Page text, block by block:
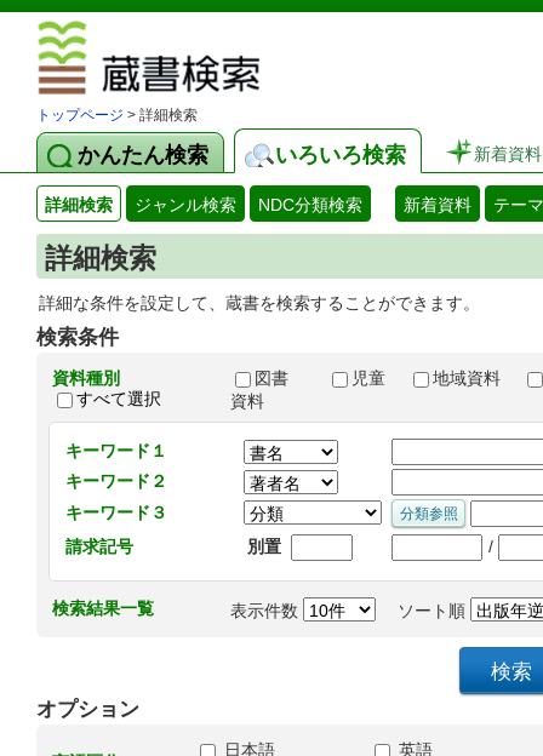
トップページ > 詳細検索
かんたん検索 いろいろ検索 新着資料
詳細検索 ジャンル検索 NDC分類検索 新着資料 テー
詳細検索
詳細な条件を設定して、蔵書を検索することができます。
検索条件
資料種別
すべて選択
図書 児童
地域資料
資料
キーワード１
キーワード２
キーワード３
請求記号
別置 /
検索結果一覧 表示件数 ソート順
オプション
日本語
英語